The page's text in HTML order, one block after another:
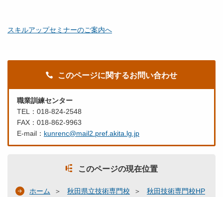
スキルアップセミナーのご案内へ
このページに関するお問い合わせ
職業訓練センター
TEL：018-824-2548
FAX：018-862-9963
E-mail： kunrenc@mail2.pref.akita.lg.jp
このページの現在位置
ホーム 秋田県立技術専門校
秋田技術専門校HP